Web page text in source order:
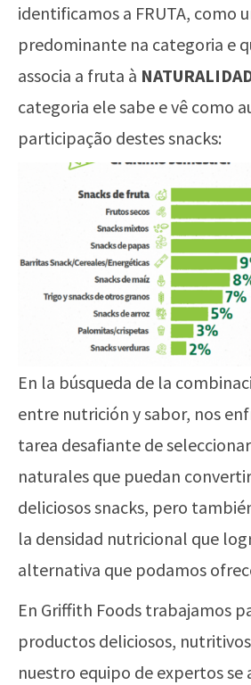
identificamos a FRUTA, como
predominante na categoria e
associa a fruta à
categoria ele sabe e vê como
participação destes snacks:
En la búsqueda de la
entre nutrición y sabor, nos
tarea desafiante de
naturales que puedan
deliciosos snacks, pero
la densidad nutricional que
alternativa que podamos
En Griffith Foods trabajamos
productos deliciosos,
nuestro equipo de expertos se